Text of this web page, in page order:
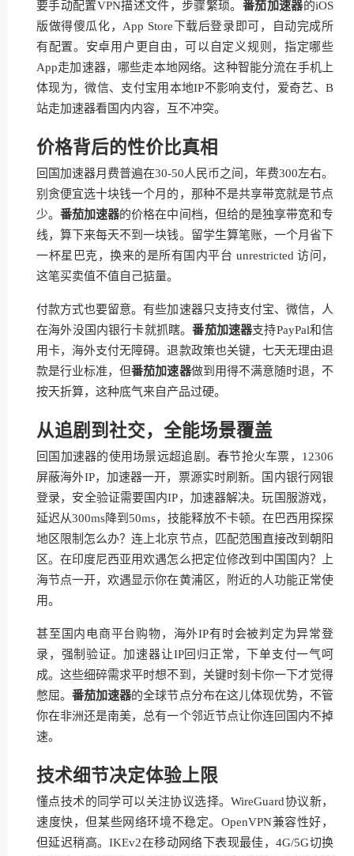
要手动配置VPN描述文件，步骤繁琐。 番茄加速器的iOS
版做得傻瓜化，App Store下载后登录即可，自动完成所
有配置。安卓用户更自由，可以自定义规则，指定哪些
App走加速器，哪些走本地网络。这种智能分流在手机上
体现为，微信、支付宝用本地IP不影响支付，爱奇艺、B
站走加速器看国内内容，互不冲突。
价格背后的性价比真相
回国加速器月费普遍在30-50人民币之间，年费300左右。
别贪便宜选十块钱一个月的，那种不是共享带宽就是节点
少。番茄加速器的价格在中间档，但给的是独享带宽和专
线，算下来每天不到一块钱。留学生算笔账，一个月省下
一杯星巴克，换来的是所有国内平台 unrestricted 访问，
这笔买卖值不值自己掂量。
付款方式也要留意。有些加速器只支持支付宝、微信，人
在海外没国内银行卡就抓瞎。番茄加速器支持PayPal和信
用卡，海外支付无障碍。退款政策也关键，七天无理由退
款是行业标准，但番茄加速器做到用得不满意随时退，不
按天折算，这种底气来自产品过硬。
从追剧到社交，全能场景覆盖
回国加速器的使用场景远超追剧。春节抢火车票，12306
屏蔽海外IP，加速器一开，票源实时刷新。国内银行网银
登录，安全验证需要国内IP，加速器解决。玩国服游戏，
延迟从300ms降到50ms，技能释放不卡顿。在巴西用探探
地区限制怎么办？连上北京节点，匹配范围直接改到朝阳
区。在印度尼西亚用欢遇怎么把定位修改到中国国内？上
海节点一开，欢遇显示你在黄浦区，附近的人功能正常使
用。
甚至国内电商平台购物，海外IP有时会被判定为异常登
录，强制验证。加速器让IP回归正常，下单支付一气呵
成。这些细碎需求平时想不到，关键时刻卡你一下才觉得
憋屈。番茄加速器的全球节点分布在这儿体现优势，不管
你在非洲还是南美，总有一个邻近节点让你连回国内不掉
速。
技术细节决定体验上限
懂点技术的同学可以关注协议选择。WireGuard协议新，
速度快，但某些网络环境不稳定。OpenVPN兼容性好，
但延迟稍高。IKEv2在移动网络下表现最佳，4G/5G切换